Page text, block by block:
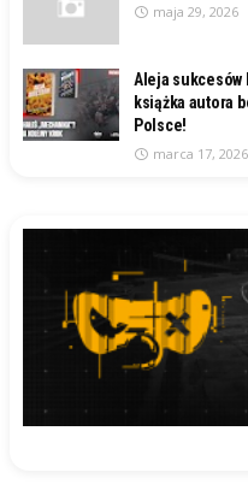
maja 29, 2026
Aleja sukcesów
książka autora
Polsce!
marca 17, 2026